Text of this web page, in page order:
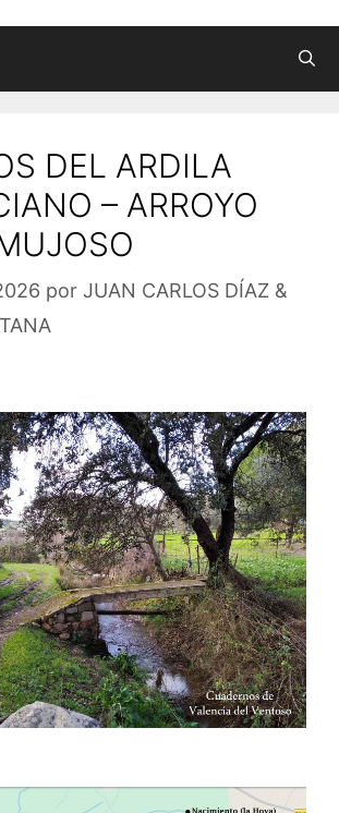
DEL ARDILA
– ARROYO
por JUAN CARLOS DÍAZ &